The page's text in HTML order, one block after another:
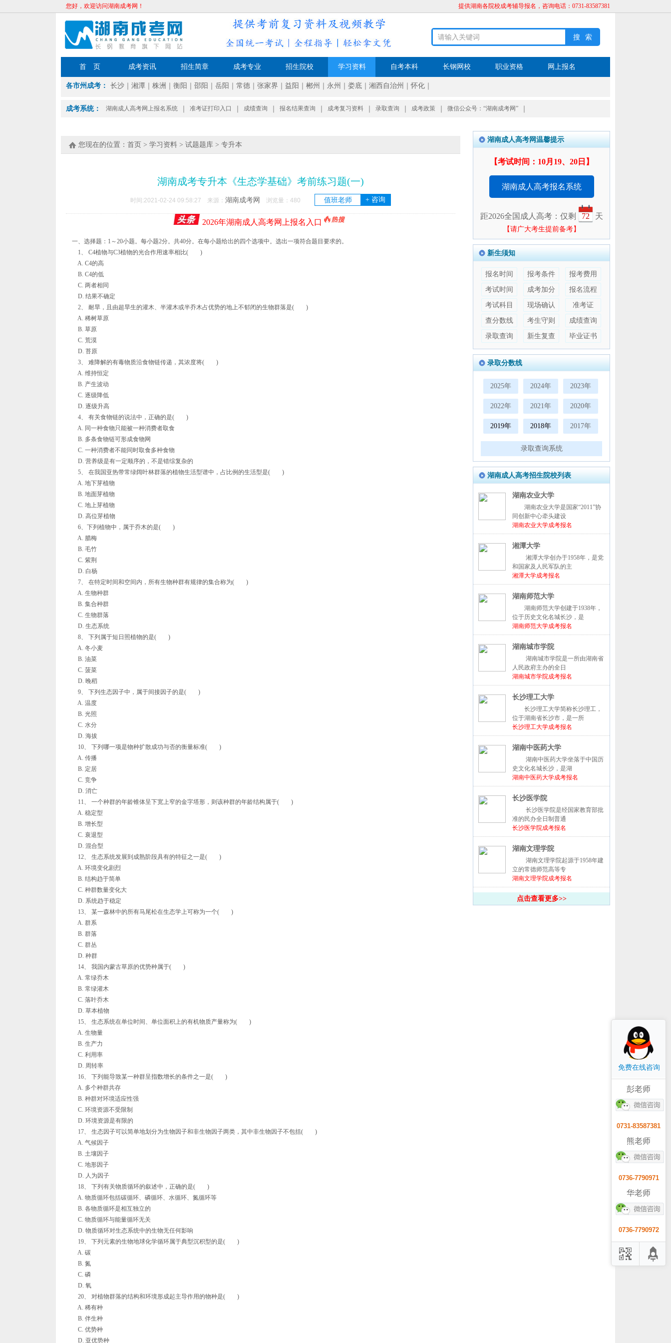
您好，欢迎访问湖南成考网！ 提供湖南各院校成考辅导报名，咨询电话：0731-83587381
首 页 成考资讯 招生简章 成考专业 招生院校 学习资料 自考本科 长钢网校 职业资格 网上报名
各市州成考： 长沙 湘潭 株洲 衡阳 邵阳 岳阳 常德 张家界 益阳 郴州 永州 娄底 湘西自治州 ｜怀化
成考系统： 湖南成人高考网上报名系统 准考证打印入口 成绩查询 报名结果查询 成考复习资料 录取查询 成考政策 微信公众号：“湖南成考网”
您现在的位置： 首页 > 学习资料 > 试题题库 > 专升本
湖南成考专升本《生态学基础》考前练习题(一)
时间:2021-02-24 09:58:27 来源： 湖南成考网 浏览量： 480 值班老师 + 咨询
2026年湖南成人高考网上报名入口
一、选择题：1～20小题。每小题2分。共40分。在每小题给出的四个选项中。选出一项符合题目要求的。
1、 C4植物与C3植物的光合作用速率相比( )
A. C4的高
B. C4的低
C. 两者相同
D. 结果不确定
2、 耐旱，且由超旱生的灌木、半灌木或半乔木占优势的地上不郁闭的生物群落是( )
A. 稀树草原
B. 草原
C. 荒漠
D. 苔原
3、 难降解的有毒物质沿食物链传递，其浓度将( )
A. 维持恒定
B. 产生波动
C. 逐级降低
D. 逐级升高
4、 有关食物链的说法中，正确的是( )
A. 同一种食物只能被一种消费者取食
B. 多条食物链可形成食物网
C. 一种消费者不能同时取食多种食物
D. 营养级是有一定顺序的，不是错综复杂的
5、 在我国亚热带常绿阔叶林群落的植物生活型谱中，占比例的生活型是( )
A. 地下芽植物
B. 地面芽植物
C. 地上芽植物
D. 高位芽植物
6、下列植物中，属于乔木的是( )
A. 腊梅
B. 毛竹
C. 紫荆
D. 白杨
7、 在特定时间和空间内，所有生物种群有规律的集合称为( )
A. 生物种群
B. 集合种群
C. 生物群落
D. 生态系统
8、 下列属于短日照植物的是( )
A. 冬小麦
B. 油菜
C. 菠菜
D. 晚稻
9、 下列生态因子中，属于间接因子的是( )
A. 温度
B. 光照
C. 水分
D. 海拔
10、 下列哪一项是物种扩散成功与否的衡量标准( )
A. 传播
B. 定居
C. 竞争
D. 消亡
11、 一个种群的年龄锥体呈下宽上窄的金字塔形，则该种群的年龄结构属于( )
A. 稳定型
B. 增长型
C. 衰退型
D. 混合型
12、 生态系统发展到成熟阶段具有的特征之一是( )
A. 环境变化剧烈
B. 结构趋于简单
C. 种群数量变化大
D. 系统趋于稳定
13、 某一森林中的所有马尾松在生态学上可称为一个( )
A. 群系
B. 群落
C. 群丛
D. 种群
14、 我国内蒙古草原的优势种属于( )
A. 常绿乔木
B. 常绿灌木
C. 落叶乔木
D. 草本植物
15、 生态系统在单位时间、单位面积上的有机物质产量称为( )
A. 生物量
B. 生产力
C. 利用率
D. 周转率
16、 下列能导致某一种群呈指数增长的条件之一是( )
A. 多个种群共存
B. 种群对环境适应性强
C. 环境资源不受限制
D. 环境资源是有限的
17、 生态因子可以简单地划分为生物因子和非生物因子两类，其中非生物因子不包括( )
A. 气候因子
B. 土壤因子
C. 地形因子
D. 人为因子
18、 下列有关物质循环的叙述中，正确的是( )
A. 物质循环包括碳循环、磷循环、水循环、氮循环等
B. 各物质循环是相互独立的
C. 物质循环与能量循环无关
D. 物质循环对生态系统中的生物无任何影响
19、 下列元素的生物地球化学循环属于典型沉积型的是( )
A. 碳
B. 氮
C. 磷
D. 氧
20、 对植物群落的结构和环境形成起主导作用的物种是( )
A. 稀有种
B. 伴生种
C. 优势种
D. 亚优势种
湖南成人高考网温馨提示
【考试时间：10月19、20日】
湖南成人高考报名系统
距2026全国成人高考：仅剩 72 天
【请广大考生提前备考】
新生须知
报名时间 报考条件 报考费用
考试时间 成考加分 报名流程
考试科目 现场确认 准考证
查分数线 考生守则 成绩查询
录取查询 新生复查 毕业证书
录取分数线
2025年 2024年 2023年
2022年 2021年 2020年
2019年 2018年 2017年
录取查询系统
湖南成人高考招生院校列表
湖南农业大学
湖南农业大学是国家“2011”协
同创新中心牵头建设
湖南农业大学成考报名
湘潭大学
湘潭大学创办于1958年，是党
和国家及人民军队的主
湘潭大学成考报名
湖南师范大学
湖南师范大学创建于1938年，
位于历史文化名城长沙，是
湖南师范大学成考报名
湖南城市学院
湖南城市学院是一所由湖南省
人民政府主办的全日
湖南城市学院成考报名
长沙理工大学
长沙理工大学简称长沙理工，
位于湖南省长沙市，是一所
长沙理工大学成考报名
湖南中医药大学
湖南中医药大学坐落于中国历
史文化名城长沙，是湖
湖南中医药大学成考报名
长沙医学院
长沙医学院是经国家教育部批
准的民办全日制普通
长沙医学院成考报名
湖南文理学院
湖南文理学院起源于1958年建
立的常德师范高等专
湖南文理学院成考报名
点击查看更多>>
免费在线咨询
彭老师
0731-83587381
熊老师
0736-7790971
华老师
0736-7790972